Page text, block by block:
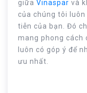
giữa Vinaspar và
của chúng tôi
tiễn của bạn. Đó
mang phong cách
luôn có góp ý để
ưu nhất.